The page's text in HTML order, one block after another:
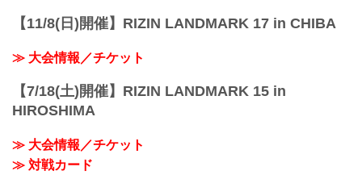
【11/8(日)開催】RIZIN LANDMARK 17 in CHIBA
≫ 大会情報／チケット
【7/18(土)開催】RIZIN LANDMARK 15 in
HIROSHIMA
≫ 大会情報／チケット
≫ 対戦カード